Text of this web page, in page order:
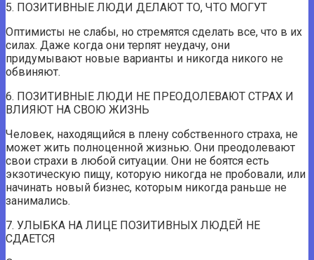
5. ПОЗИТИВНЫЕ ЛЮДИ ДЕЛАЮТ ТО, ЧТО МОГУТ
Оптимисты не слабы, но стремятся сделать все, что в их
силах. Даже когда они терпят неудачу, они
придумывают новые варианты и никогда никого не
обвиняют.
6. ПОЗИТИВНЫЕ ЛЮДИ НЕ ПРЕОДОЛЕВАЮТ СТРАХ И
ВЛИЯЮТ НА СВОЮ ЖИЗНЬ
Человек, находящийся в плену собственного страха, не
может жить полноценной жизнью. Они преодолевают
свои страхи в любой ситуации. Они не боятся есть
экзотическую пищу, которую никогда не пробовали, или
начинать новый бизнес, которым никогда раньше не
занимались.
7. УЛЫБКА НА ЛИЦЕ ПОЗИТИВНЫХ ЛЮДЕЙ НЕ
СДАЕТСЯ